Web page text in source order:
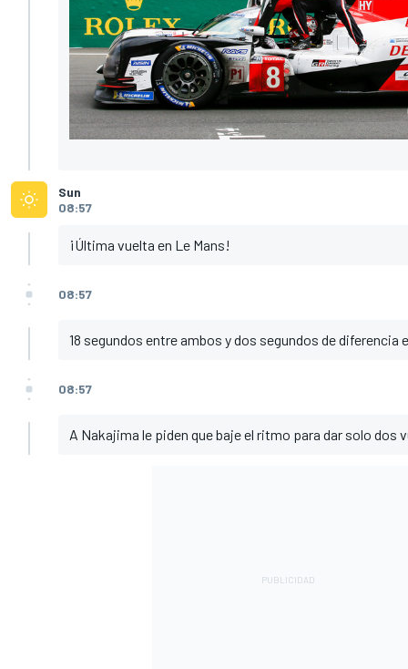
Sun
08:57
¡Última vuelta en Le Mans!
08:57
18 segundos entre ambos y dos segundos de diferencia
08:57
A Nakajima le piden que baje el ritmo para dar solo dos